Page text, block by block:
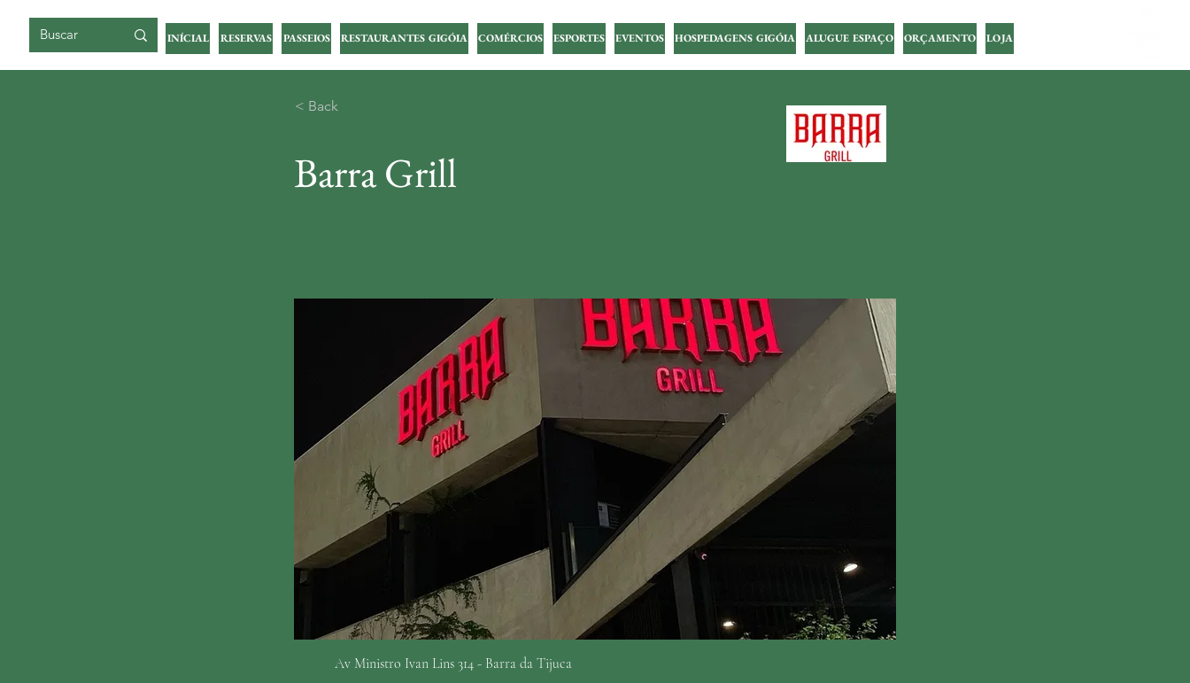
INÍCIAL RESERVAS PASSEIOS RESTAURANTES GIGÓIA COMÉRCIOS ESPORTES EVENTOS HOSPEDAGENS GIGÓIA ALUGUE ESPAÇO ORÇAMENTO LOJA
< Back
Barra Grill
Av Ministro Ivan Lins 314 - Barra da Tijuca